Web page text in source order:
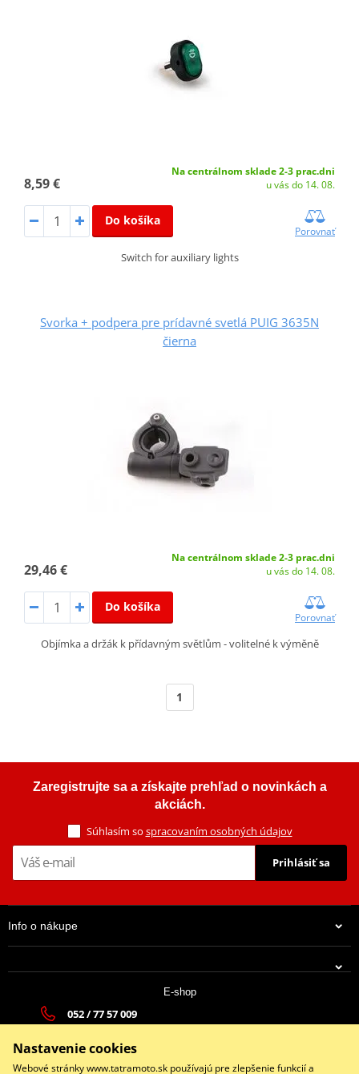
8,59 €
Na centrálnom sklade 2-3 prac.dni
u vás do 14. 08.
Do košíka
Porovnať
Switch for auxiliary lights
Svorka + podpera pre prídavné svetlá PUIG 3635N
čierna
29,46 €
Na centrálnom sklade 2-3 prac.dni
u vás do 14. 08.
Do košíka
Porovnať
Objímka a držák k přídavným světlům - volitelné k výměně
1
Zaregistrujte sa a získajte prehľad o novinkách a
akciách.
Súhlasím so spracovaním osobných údajov
Prihlásiť sa
Info o nákupe
E-shop
052 / 77 57 009
Po - Pia 9:00-17:00 | So: 9:00-13:00 | Ne: Zatvorené
Nastavenie cookies
Webové stránky www.tatramoto.sk používajú pre zlepšenie funkcií a